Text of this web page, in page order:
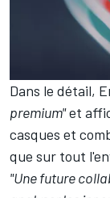
Dans le détail,
premium"et
casques et
que sur tout
"Une future